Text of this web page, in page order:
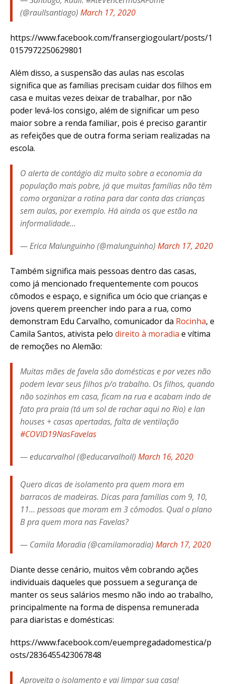
(@raullsantiago) March 17, 2020
https://www.facebook.com/fransergiogoulart/posts/1
0157972250629801
Além disso, a suspensão das aulas nas escolas
significa que as famílias precisam cuidar dos filhos em
casa e muitas vezes deixar de trabalhar, por não
poder levá-los consigo, além de significar um peso
maior sobre a renda familiar, pois é preciso garantir
as refeições que de outra forma seriam realizadas na
escola.
O alerta de contágio diz muito sobre a economia da
população mais pobre, já que muitas famílias não têm
como organizar a rotina para dar conta das crianças
sem aulas, por exemplo. Há ainda os que estão na
informalidade…
— Erica Malunguinho (@malunguinho) March 17, 2020
Também significa mais pessoas dentro das casas,
como já mencionado frequentemente com poucos
cômodos e espaço, e significa um ócio que crianças e
jovens querem preencher indo para a rua, como
demonstram Edu Carvalho, comunicador da Rocinha, e
Camila Santos, ativista pelo direito à moradia e vítima
de remoções no Alemão:
Muitas mães de favela são domésticas e por vezes não
podem levar seus filhos p/o trabalho. Os filhos, quando
não sozinhos em casa, ficam na rua e acabam indo de
fato pra praia (tá um sol de rachar aqui no Rio) e lan
houses + casas apertadas, falta de ventilação
#COVID19NasFavelas
— educarvalhol (@educarvalholl) March 16, 2020
Quero dicas de isolamento pra quem mora em
barracos de madeiras. Dicas para famílias com 9, 10,
11… pessoas que moram em 3 cômodos. Qual o plano
B pra quem mora nas Favelas?
— Camila Moradia (@camilamoradia) March 17, 2020
Diante desse cenário, muitos vêm cobrando ações
individuais daqueles que possuem a segurança de
manter os seus salários mesmo não indo ao trabalho,
principalmente na forma de dispensa remunerada
para diaristas e domésticas:
https://www.facebook.com/euempregadadomestica/p
osts/2836455423067848
Aproveita o isolamento e vai limpar sua casa!